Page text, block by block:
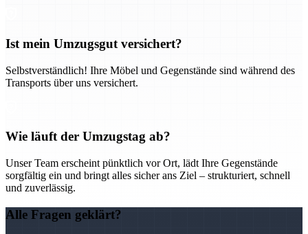
Ist mein Umzugsgut versichert?
Selbstverständlich! Ihre Möbel und Gegenstände sind während des
Transports über uns versichert.
Wie läuft der Umzugstag ab?
Unser Team erscheint pünktlich vor Ort, lädt Ihre Gegenstände
sorgfältig ein und bringt alles sicher ans Ziel – strukturiert, schnell
und zuverlässig.
Alle Fragen geklärt?